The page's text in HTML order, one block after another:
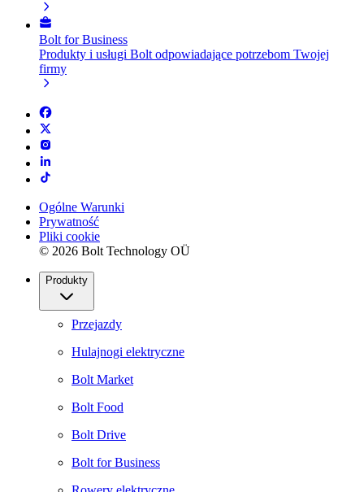
Bolt for Business
Produkty i usługi Bolt odpowiadające potrzebom Twojej
firmy
Ogólne Warunki
Prywatność
Pliki cookie
© 2026 Bolt Technology OÜ
Produkty
Przejazdy
Hulajnogi elektryczne
Bolt Market
Bolt Food
Bolt Drive
Bolt for Business